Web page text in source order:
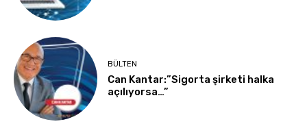
BÜLTEN
Can Kantar:”Sigorta şirketi halka
açılıyorsa…”